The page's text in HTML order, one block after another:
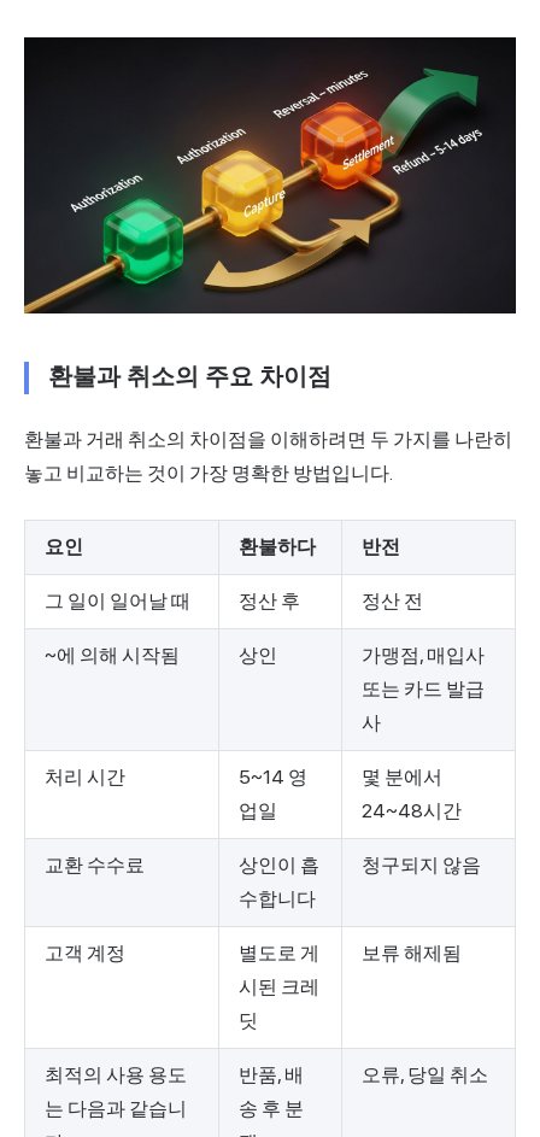
환불과 취소의 주요 차이점
환불과 거래 취소의 차이점을 이해하려면 두 가지를 나란히
놓고 비교하는 것이 가장 명확한 방법입니다.
요인 환불하다 반전
그 일이 일어날 때 정산 후 정산 전
~에 의해 시작됨 상인
가맹점, 매입사
또는 카드 발급
사
처리 시간
5~14 영
업일
몇 분에서
24~48시간
교환 수수료
상인이 흡
수합니다
청구되지 않음
고객 계정
별도로 게
시된 크레
딧
보류 해제됨
최적의 사용 용도
는 다음과 같습니
반품, 배
송 후 분
오류, 당일 취소